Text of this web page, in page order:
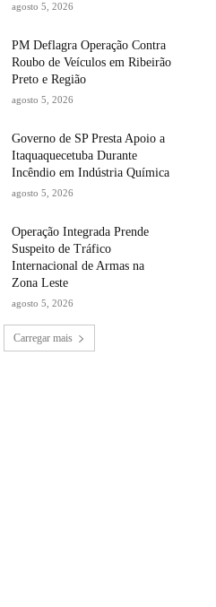
agosto 5, 2026
PM Deflagra Operação Contra
Roubo de Veículos em Ribeirão
Preto e Região
agosto 5, 2026
Governo de SP Presta Apoio a
Itaquaquecetuba Durante
Incêndio em Indústria Química
agosto 5, 2026
Operação Integrada Prende
Suspeito de Tráfico
Internacional de Armas na
Zona Leste
agosto 5, 2026
Carregar mais